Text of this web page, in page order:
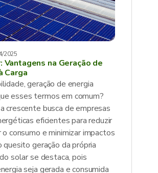
2025
Vantagens na Geração de
Carga
geração de energia
esses termos em comum?
crescente busca de empresas
eficientes para reduzir
consumo e minimizar impactos
geração da própria
solar se destaca, pois
seja gerada e consumida